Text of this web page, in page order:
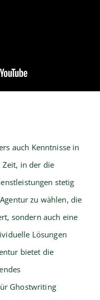
auch Kenntnisse in
Zeit, in der die
stetig
zu wählen, die
sondern auch eine
Lösungen
bietet die
Ghostwriting